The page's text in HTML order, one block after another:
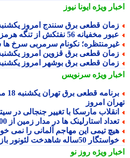
ویژهایونا نیوز
قطعی برق سنندج امروز یکشنبه 18 مرداد (خاموشی برق)
مخفیانه 56 نفتکش از تنگه هرمز؟
نکونام سرمربی سرخ ها شد
قطعی برق قزوین امروز یکشنبه 18 مرداد (خاموشی برق)
قطعی برق بوشهر امروز یکشنبه 18 مرداد (خاموشی برق)
ویژهسرنویس
امروز
مارسکا با تغییر جنجالی در سیتی!
استارلینک ها در مدار زمین از 10900 دستگاه گذشت
تیمی این مهاجم آلمانی را نمی خواهد!
50ساله شاهدخت لئونور بازداشت شد
ویژهروز نو